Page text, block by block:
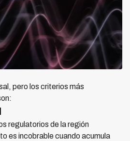
pero los criterios más
regulatorios de la región
es incobrable cuando acumula